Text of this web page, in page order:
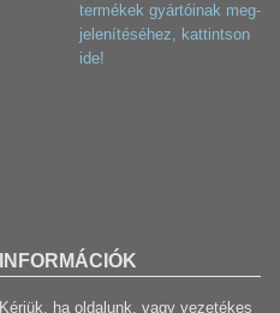
INFORMÁCIÓK
Kérjük, ha oldalunk, vagy vezetékes
termékek gyártóinak meg-
jelenítéséhez, kattintson
ide!